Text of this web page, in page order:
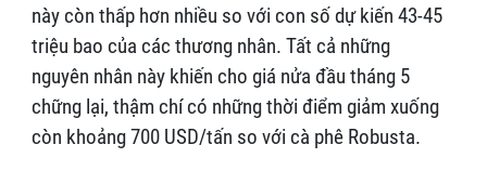
này còn thấp hơn nhiều so với con số dự kiến 43-45
triệu bao của các thương nhân. Tất cả những
nguyên nhân này khiến cho giá nửa đầu tháng 5
chững lại, thậm chí có những thời điểm giảm xuống
còn khoảng 700 USD/tấn so với cà phê Robusta.